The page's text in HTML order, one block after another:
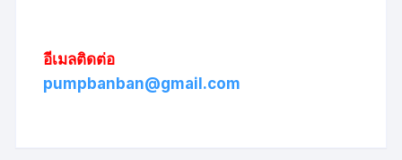
อีเมลติดต่อ
pumpbanban@gmail.com